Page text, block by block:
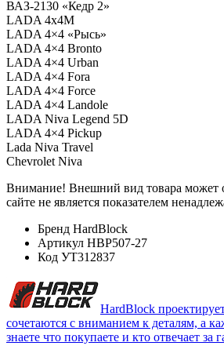
ВАЗ-2130 «Кедр 2»
LADA 4x4M
LADA 4×4 «Рысь»
LADA 4×4 Bronto
LADA 4×4 Urban
LADA 4×4 Fora
LADA 4×4 Force
LADA 4×4 Landole
LADA Niva Legend 5D
LADA 4×4 Pickup
Lada Niva Travel
Chevrolet Niva
Внимание! Внешний вид товара может
сайте не является показателем
Бренд HardBlock
Артикул HBP507-27
Код УТ312837
HardBlock
сочетаются с вниманием к деталям, а
знаете что покупаете и кто отвечает за